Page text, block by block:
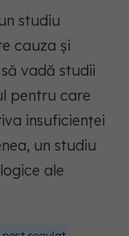
studiu
cauza și
vadă studii
pentru care
insuficienței
un studiu
ale